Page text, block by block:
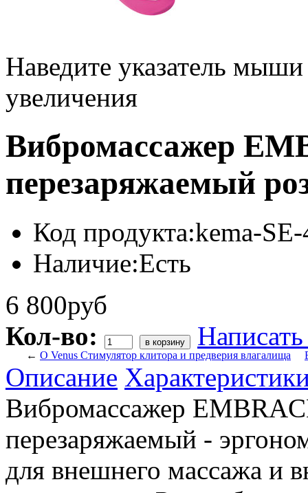
Наведите указатель
увеличения
Вибромассажер
перезаряжаемый
Код продукта:kema-
Наличие:Есть
6 800руб
Кол-во:
← O Venus Стимулятор клитора и предверия влагалища
Описание
Вибромассажер
перезаряжаемый -
для внешнего массажа и